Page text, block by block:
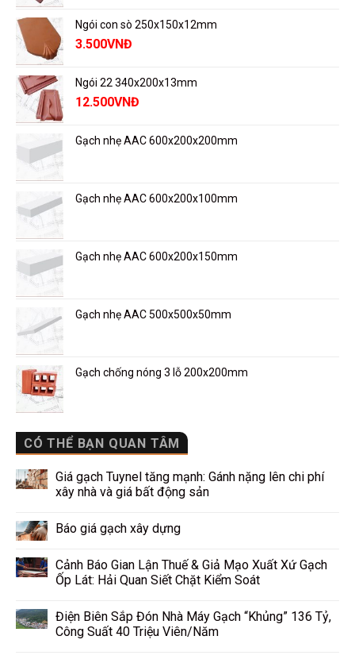
Ngói con sò 250x150x12mm
3.500VNĐ
Ngói 22 340x200x13mm
12.500VNĐ
Gạch nhẹ AAC 600x200x200mm
Gạch nhẹ AAC 600x200x100mm
Gạch nhẹ AAC 600x200x150mm
Gạch nhẹ AAC 500x500x50mm
Gạch chống nóng 3 lỗ 200x200mm
CÓ THỂ BẠN QUAN TÂM
Giá gạch Tuynel tăng mạnh: Gánh nặng lên chi phí
xây nhà và giá bất động sản
Báo giá gạch xây dựng
Cảnh Báo Gian Lận Thuế & Giả Mạo Xuất Xứ Gạch
Ốp Lát: Hải Quan Siết Chặt Kiểm Soát
Điện Biên Sắp Đón Nhà Máy Gạch “Khủng” 136 Tỷ,
Công Suất 40 Triệu Viên/Năm